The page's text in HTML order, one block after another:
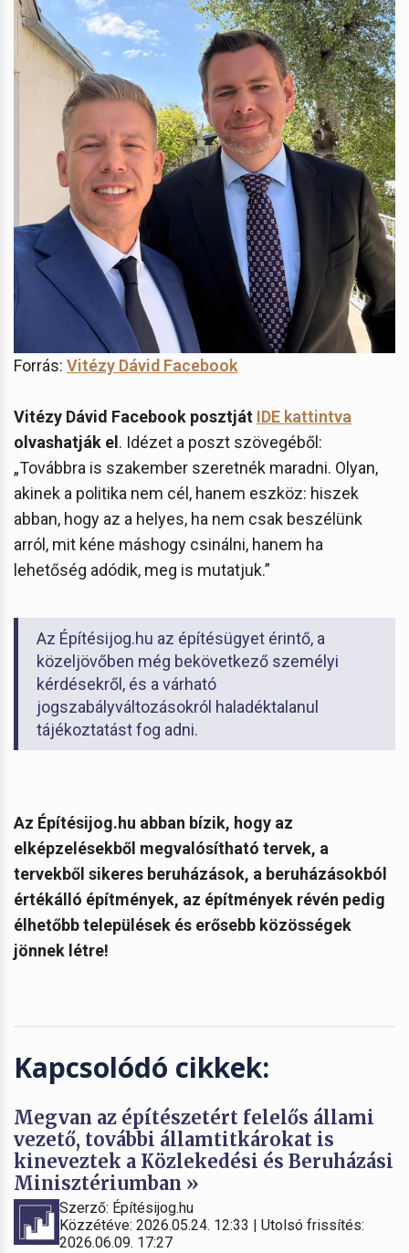
Forrás: Vitézy Dávid Facebook
Vitézy Dávid Facebook posztját IDE kattintva
olvashatják el . Idézet a poszt szövegéből:
„Továbbra is szakember szeretnék maradni. Olyan,
akinek a politika nem cél, hanem eszköz: hiszek
abban, hogy az a helyes, ha nem csak beszélünk
arról, mit kéne máshogy csinálni, hanem ha
lehetőség adódik, meg is mutatjuk.”
Az Építésijog.hu az építésügyet érintő, a
közeljövőben még bekövetkező személyi
kérdésekről, és a várható
jogszabályváltozásokról haladéktalanul
tájékoztatást fog adni.
Az Építésijog.hu abban bízik, hogy az
elképzelésekből megvalósítható tervek, a
tervekből sikeres beruházások, a beruházásokból
értékálló építmények, az építmények révén pedig
élhetőbb települések és erősebb közösségek
jönnek létre!
Kapcsolódó cikkek:
Megvan az építészetért felelős állami
vezető, további államtitkárokat is
kineveztek a Közlekedési és Beruházási
Minisztériumban »
Szerző: Építésijog.hu
Közzétéve: 2026.05.24. 12:33 | Utolsó frissítés:
2026.06.09. 17:27